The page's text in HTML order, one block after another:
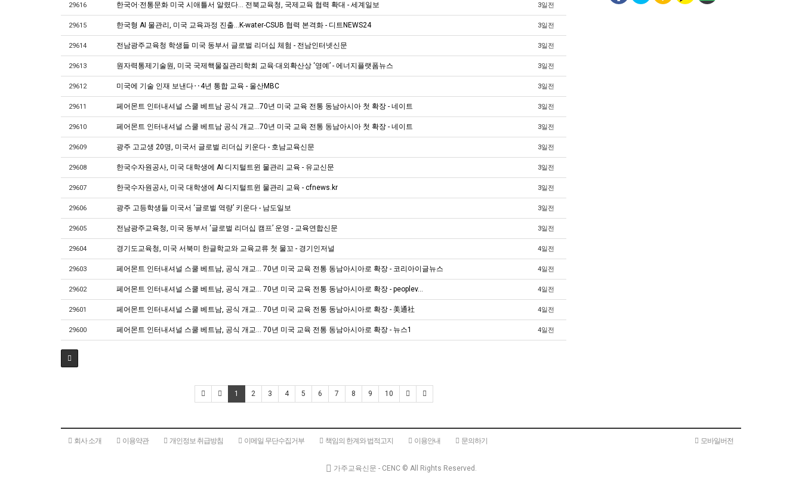
29616 한국어·전통문화 미국 시애틀서 알렸다… 전북교육청, 국제교육 협력 확대 - 세계일보 3일전
29615 한국형 AI 물관리, 미국 교육과정 진출...K-water-CSUB 협력 본격화 - 디트NEWS24 3일전
29614 전남광주교육청 학생들 미국 동부서 글로벌 리더십 체험 - 전남인터넷신문 3일전
29613 원자력통제기술원, 미국 국제핵물질관리학회 교육·대외확산상 ‘영예’ - 에너지플랫폼뉴스 3일전
29612 미국에 기술 인재 보낸다‥4년 통합 교육 - 울산MBC 3일전
29611 페어몬트 인터내셔널 스쿨 베트남 공식 개교…70년 미국 교육 전통 동남아시아 첫 확장 - 네이트 3일전
29610 페어몬트 인터내셔널 스쿨 베트남 공식 개교…70년 미국 교육 전통 동남아시아 첫 확장 - 네이트 3일전
29609 광주 고교생 20명, 미국서 글로벌 리더십 키운다 - 호남교육신문 3일전
29608 한국수자원공사, 미국 대학생에 AI·디지털트윈 물관리 교육 - 유교신문 3일전
29607 한국수자원공사, 미국 대학생에 AI·디지털트윈 물관리 교육 - cfnews.kr 3일전
29606 광주 고등학생들 미국서 ‘글로벌 역량’ 키운다 - 남도일보 3일전
29605 전남광주교육청, 미국 동부서 ‘글로벌 리더십 캠프’ 운영 - 교육연합신문 3일전
29604 경기도교육청, 미국 서북미 한글학교와 교육교류 첫 물꼬 - 경기인저널 4일전
29603 페어몬트 인터내셔널 스쿨 베트남, 공식 개교... 70년 미국 교육 전통 동남아시아로 확장 - 코리아이글뉴스 4일전
29602 페어몬트 인터내셔널 스쿨 베트남, 공식 개교... 70년 미국 교육 전통 동남아시아로 확장 - peoplev… 4일전
29601 페어몬트 인터내셔널 스쿨 베트남, 공식 개교... 70년 미국 교육 전통 동남아시아로 확장 - 美通社 4일전
29600 페어몬트 인터내셔널 스쿨 베트남, 공식 개교... 70년 미국 교육 전통 동남아시아로 확장 - 뉴스1 4일전
1 2 3 4 5 6 7 8 9 10
회사 소개 이용약관 개인정보 취급방침 이메일 무단수집거부 책임의 한계와 법적고지 이용안내 문의하기 모바일버전
가주교육신문 - CENC © All Rights Reserved.